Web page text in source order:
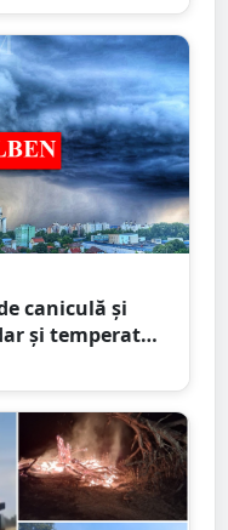
caniculă și
și temperaturi